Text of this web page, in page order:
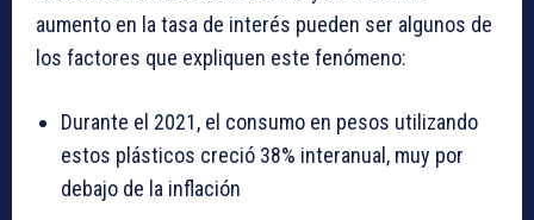
aumento en la tasa de interés pueden ser algunos de
los factores que expliquen este fenómeno:
Durante el 2021, el consumo en pesos utilizando
estos plásticos creció 38% interanual, muy por
debajo de la inflación